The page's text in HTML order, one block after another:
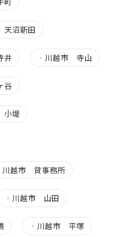
沼新田
井 ・ 川越市 寺山
谷
堤
越市 貸事務所
・ 川越市 山田
・ 川越市 平塚